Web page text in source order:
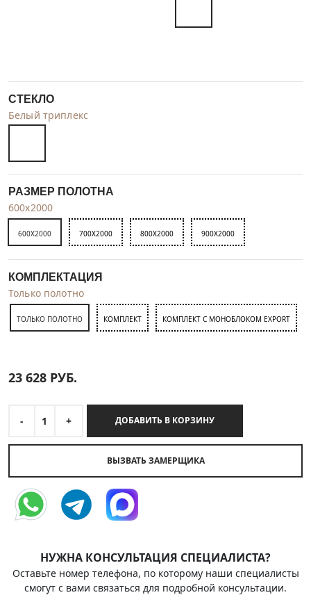
СТЕКЛО
Белый триплекс
РАЗМЕР ПОЛОТНА
600x2000
600X2000 700X2000 800X2000 900X2000
КОМПЛЕКТАЦИЯ
Только полотно
ТОЛЬКО ПОЛОТНО КОМПЛЕКТ КОМПЛЕКТ С МОНОБЛОКОМ EXPORT
23 628 РУБ.
- 1 + ДОБАВИТЬ В КОРЗИНУ
ВЫЗВАТЬ ЗАМЕРЩИКА
НУЖНА КОНСУЛЬТАЦИЯ СПЕЦИАЛИСТА?
Оставьте номер телефона, по которому наши специалисты
смогут с вами связаться для подробной консультации.